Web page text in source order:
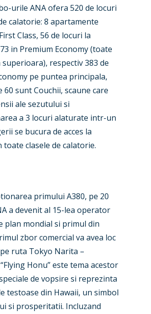
urile ANA ofera 520 de locuri
calatorie: 8 apartamente
Class, 56 de locuri la
in Premium Economy (toate
respectiv 383 de
pe puntea principala,
60 sunt Couchii, scaune care
ale sezutului si
a 3 locuri alaturate intr-un
se bucura de acces la
clasele de calatorie.
primului A380, pe 20
a devenit al 15-lea operator
plan mondial si primul din
zbor comercial va avea loc
ruta Tokyo Narita –
Honu” este tema acestor
de vopsire si reprezinta
testoase din Hawaii, un simbol
si prosperitatii. Incluzand
Industry
Accidents / Incidents
Airshows
Dubai 2025
Paris 2025
Farnborough 2024
Paris 2023
Business Jets
Military
Trip Reports
Marketplace